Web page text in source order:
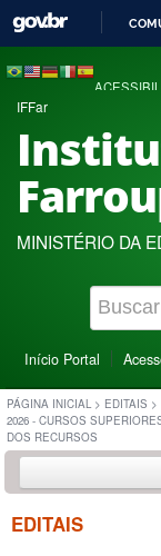
IFFar
MINISTÉRIO DA
Início Portal
PÁGINA INICIAL > EDITAIS >
2026 - CURSOS
DOS RECURSOS
EDITAIS